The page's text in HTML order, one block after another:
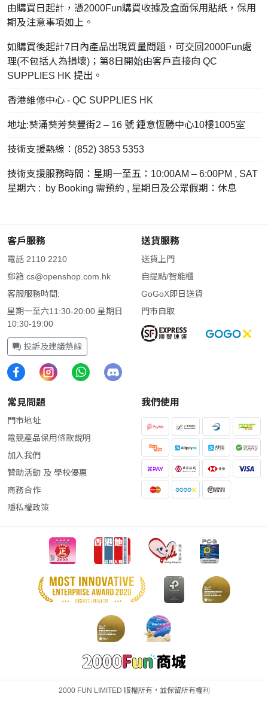
由購買日起計，憑2000Fun購買收據及盒面保用貼紙，保用
期及注意事項如上。
如購買後起計7日內產品出現質量問題，可交回2000Fun處
理(不包括人為損壞)；第8日開始由客戶直接向 QC
SUPPLIES HK 提出。
香港維修中心 - QC SUPPLIES HK
地址:葵涌葵芳葵豐街2 – 16 號 鍾意恆勝中心10樓1005室
技術支援熱線：(852) 3853 5353
技術支援服務時間：星期一至五：10:00AM – 6:00PM , SAT
星期六 : by Booking 需預約 , 星期日及公眾假期：休息
客戶服務
電話 2110 2210
郵箱 cs@openshop.com.hk
客服服務時間:
星期一至六11:30-20:00 星期日
10:30-19:00
投訴及建議熱線
送貨服務
送貨上門
自提點/智能櫃
GoGoX即日送貨
門市自取
常見問題
門市地址
電競產品保用條款說明
加入我們
贊助活動 及 學校優惠
商務合作
隱私權政策
我們使用
2000 FUN LIMITED 版權所有，並保留所有權利